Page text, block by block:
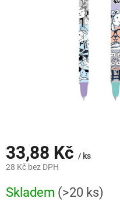
33,88 Kč / ks
28 Kč bez DPH
cena:
Skladem (>20 ks)